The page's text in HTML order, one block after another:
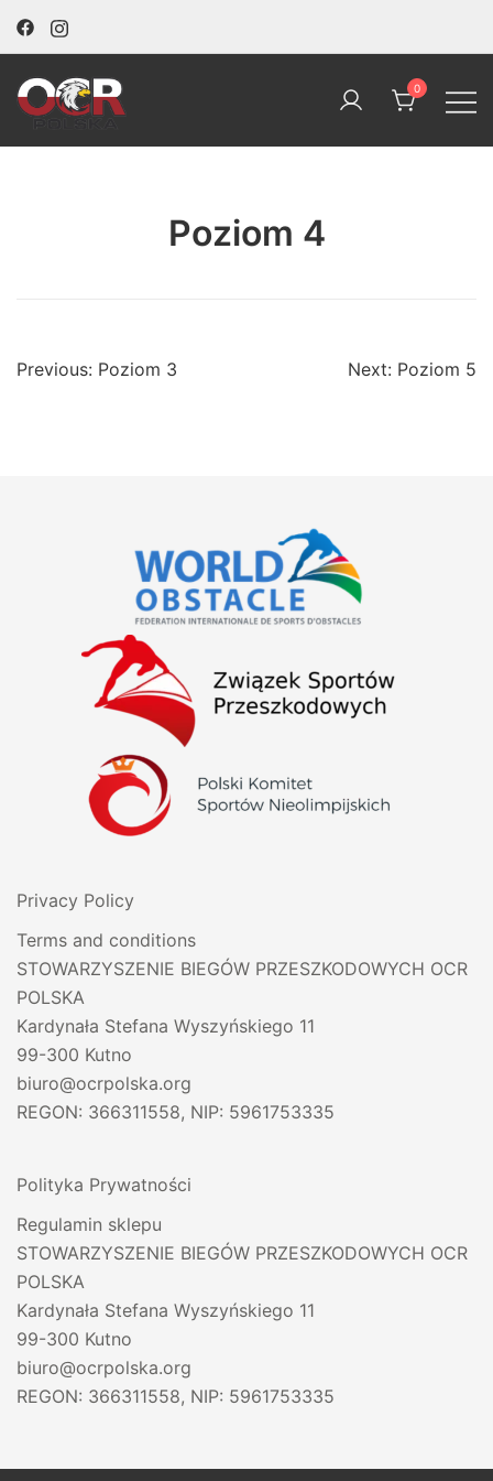
Skip
OCR Polska
0
Poziom 4
Nawigacja
Previous: Poziom 3 Next: Poziom 5
Privacy Policy
Terms and conditions
STOWARZYSZENIE BIEGÓW PRZESZKODOWYCH OCR
POLSKA
Kardynała Stefana Wyszyńskiego 11
99-300 Kutno
biuro@ocrpolska.org
REGON: 366311558, NIP: 5961753335
Polityka Prywatności
Regulamin sklepu
STOWARZYSZENIE BIEGÓW PRZESZKODOWYCH OCR
POLSKA
Kardynała Stefana Wyszyńskiego 11
99-300 Kutno
biuro@ocrpolska.org
REGON: 366311558, NIP: 5961753335